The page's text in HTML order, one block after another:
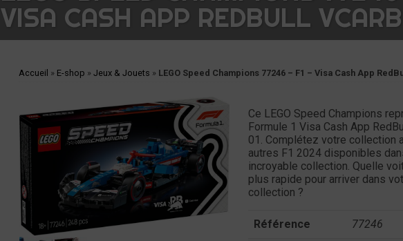
VISA CASH APP REDBULL
Accueil » E-shop » Jeux & Jouets » LEGO Speed Champions 77246 – F1 – Visa Cash App
Ce LEGO Speed Champions
Formule 1 Visa Cash App
01. Complétez votre collection
autres F1 2024 disponibles
incroyable collection. Quelle
plus rapide pour arriver dans
collection ?
Référence 77246